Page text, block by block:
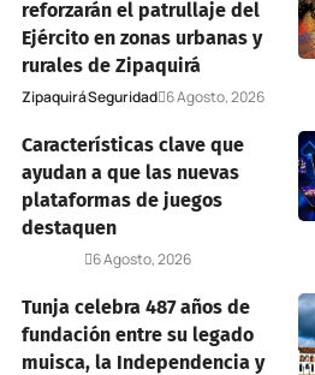
reforzarán el patrullaje del
Ejército en zonas urbanas y
rurales de Zipaquirá
ZipaquiráSeguridad 6 Agosto, 2026
Características clave que
ayudan a que las nuevas
plataformas de juegos
destaquen
6 Agosto, 2026
Tunja celebra 487 años de
fundación entre su legado
muisca, la Independencia y